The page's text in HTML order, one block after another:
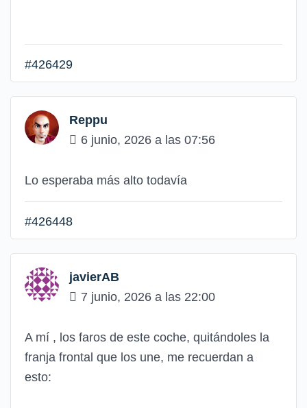
#426429
Reppu
6 junio, 2026 a las 07:56
Lo esperaba más alto todavía
#426448
javierAB
7 junio, 2026 a las 22:00
A mí , los faros de este coche, quitándoles la
franja frontal que los une, me recuerdan a
esto: